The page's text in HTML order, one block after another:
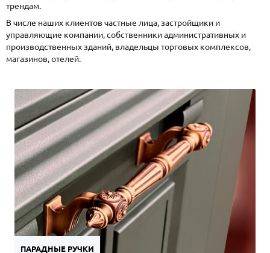
трендам.
В числе наших клиентов частные лица, застройщики и
управляющие компании, собственники административных и
производственных зданий, владельцы торговых комплексов,
магазинов, отелей.
ПАРАДНЫЕ РУЧКИ